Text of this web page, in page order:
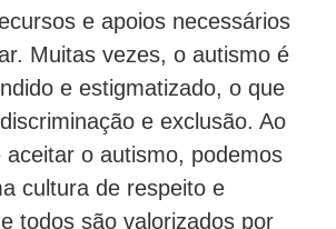
e apoios necessários
Muitas vezes, o autismo é
e estigmatizado, o que
e exclusão. Ao
aceitar o autismo, podemos
cultura de respeito e
todos são valorizados por